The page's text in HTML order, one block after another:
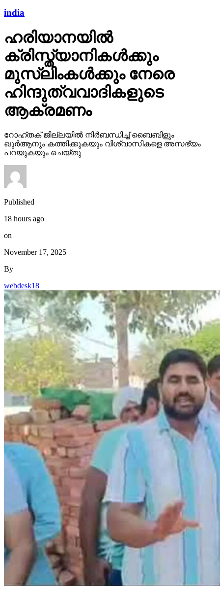
india
ഹരിയാനയില്‍
ക്രിസ്ത്യാനികള്‍ക്കും
മുസ്‌ലിംകള്‍ക്കും നേരെ
ഹിന്ദുത്വവാദികളുടെ
ആക്രമണം
റോഹ്തക് ജില്ലയില്‍ നിര്‍ബന്ധിച്ച് ബൈബിളും
ഖുര്‍ആനും കത്തിക്കുകയും വിശ്വാസികളെ അസഭ്യം
പറയുകയും ചെയ്തു
Published
18 hours ago
on
November 17, 2025
By
webdesk18